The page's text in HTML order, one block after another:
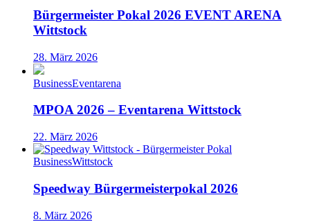
Bürgermeister Pokal 2026 EVENT ARENA
Wittstock
28. März 2026
BusinessEventarena
MPOA 2026 – Eventarena Wittstock
22. März 2026
BusinessWittstock
Speedway Bürgermeisterpokal 2026
8. März 2026